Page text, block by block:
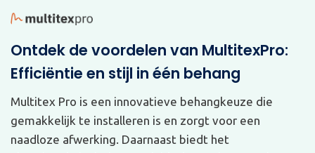
Ontdek de voordelen van MultitexPro:
Efficiëntie en stijl in één behang
Multitex Pro is een innovatieve behangkeuze die
gemakkelijk te installeren is en zorgt voor een
naadloze afwerking. Daarnaast biedt het